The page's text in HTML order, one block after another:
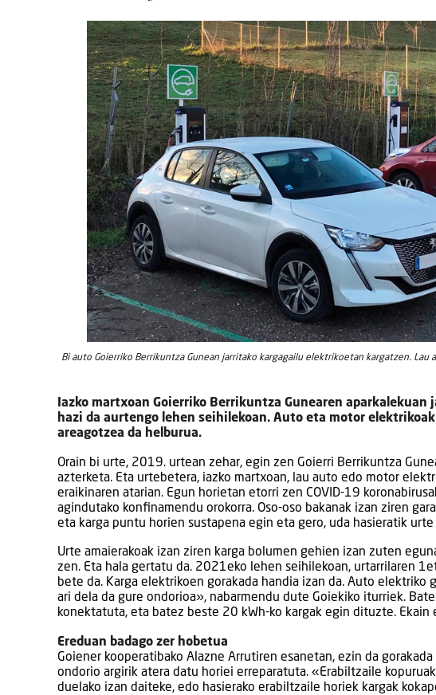
Bi auto Goierriko Berrikuntza Gunean jarritako kargagailu elektrikoetan kargatzen. Lau
Iazko martxoan Goierriko Berrikuntza Gunearen
hazi da aurtengo lehen seihilekoan. Auto eta motor
areagotzea da helburua.
Orain bi urte, 2019. urtean zehar, egin zen Goierri Berrikuntza
azterketa. Eta urtebetera, iazko martxoan, lau auto edo motor
eraikinaren atarian. Egun horietan etorri zen COVID-19
agindutako konfinamendu orokorra. Oso-oso bakanak izan ziren
eta karga puntu horien sustapena egin eta gero, uda hasieratik
Urte amaierakoak izan ziren karga bolumen gehien izan zuten
zen. Eta hala gertatu da. 2021eko lehen seihilekoan, urtarrilaren
bete da. Karga elektrikoen gorakada handia izan da. Auto
ari dela da gure ondorioa», nabarmendu dute Goiekiko iturriek.
konektatuta, eta batez beste 20 kWh-ko kargak egin dituzte. Ekain
Ereduan badago zer hobetua
Goiener kooperatibako Alazne Arrutiren esanetan, ezin da gorakada
ondorio argirik atera datu horiei erreparatuta. «Erabiltzaile
duelako izan daiteke, edo hasierako erabiltzaile horiek kargak